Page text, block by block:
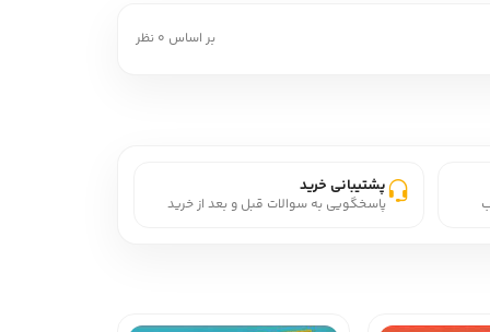
بر اساس 0 نظر
پشتیبانی خرید
پاسخگویی به سوالات قبل و بعد از خرید